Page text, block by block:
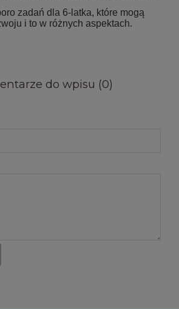
zadań dla 6-latka, które mogą
i to w różnych aspektach.
do wpisu (0)